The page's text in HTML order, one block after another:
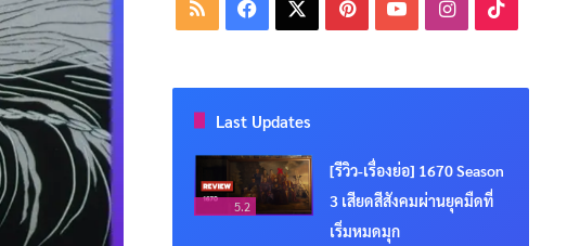
RSS Facebook PinterestYouTubeInstagram
Last Updates
5.2
[รีวิว-เรื่องย่อ] 1670 Season
3 เสียดสีสังคมผ่านยุคมืดที่
เริ่มหมดมุก